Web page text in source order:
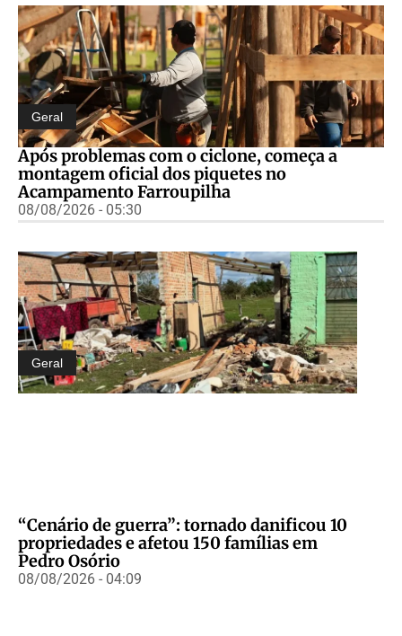
Geral
Após problemas com o ciclone, começa a
montagem oficial dos piquetes no
Acampamento Farroupilha
08/08/2026 - 05:30
Geral
“Cenário de guerra”: tornado danificou 10
propriedades e afetou 150 famílias em
Pedro Osório
08/08/2026 - 04:09